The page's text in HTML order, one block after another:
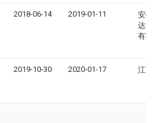
2018-06-14 2019-01-11
安徽
达流
有限
2019-10-30 2020-01-17 江苏